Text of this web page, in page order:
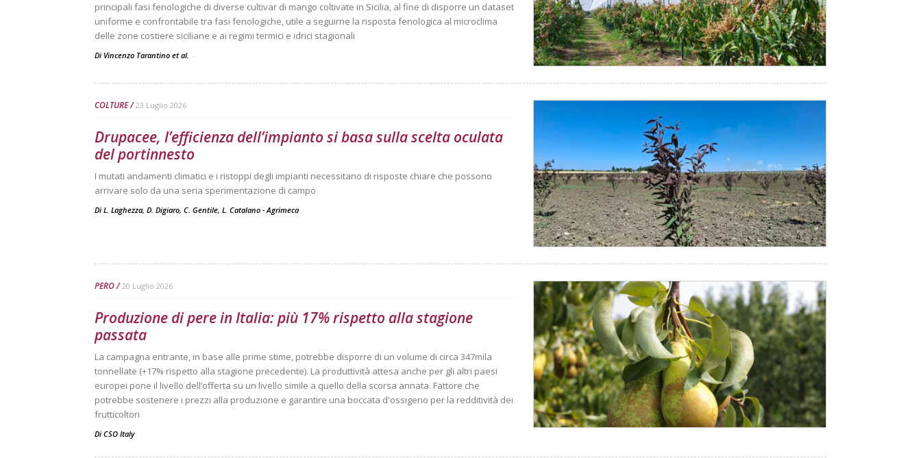
principali fasi fenologiche di diverse cultivar di mango coltivate in Sicilia, al fine di disporre un dataset
uniforme e confrontabile tra fasi fenologiche, utile a seguirne la risposta fenologica al microclima
delle zone costiere siciliane e ai regimi termici e idrici stagionali
Di Vincenzo Tarantino et al. -
COLTURE 23 Luglio 2026
Drupacee, l’efficienza dell’impianto si basa sulla scelta oculata
del portinnesto
I mutati andamenti climatici e i ristoppi degli impianti necessitano di risposte chiare che possono
arrivare solo da una seria sperimentazione di campo
Di L. Laghezza, D. Digiaro, C. Gentile, L. Catalano - Agrimeca -
PERO 20 Luglio 2026
Produzione di pere in Italia: più 17% rispetto alla stagione
passata
La campagna entrante, in base alle prime stime, potrebbe disporre di un volume di circa 347mila
tonnellate (+17% rispetto alla stagione precedente). La produttività attesa anche per gli altri paesi
europei pone il livello dell’offerta su un livello simile a quello della scorsa annata. Fattore che
potrebbe sostenere i prezzi alla produzione e garantire una boccata d'ossigeno per la redditività dei
frutticoltori
Di CSO Italy